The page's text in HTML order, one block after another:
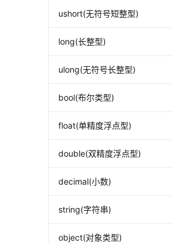
ushort(无符号短整型)
long(长整型)
ulong(无符号长整型)
bool(布尔类型)
float(单精度浮点型)
double(双精度浮点型)
decimal(小数)
string(字符串)
object(对象类型)